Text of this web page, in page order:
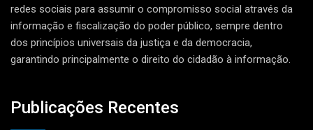
redes sociais para assumir o compromisso social através da
informação e fiscalização do poder público, sempre dentro
dos princípios universais da justiça e da democracia,
garantindo principalmente o direito do cidadão à informação.
Publicações Recentes